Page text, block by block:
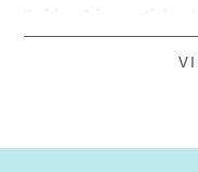
Guide : Aérospatiale